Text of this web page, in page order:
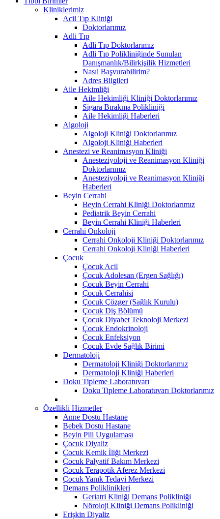
Kliniklerimiz
Acil Tıp Kliniği
Doktorlarımız
Adli Tıp
Adli Tıp Doktorlarımız
Adli Tıp Polikliniğinde Sunulan
Danışmanlık/Bilirkişilik Hizmetleri
Nasıl Başvurabilirim?
Adres Bilgileri
Aile Hekimliği
Aile Hekimliği Kliniği Doktorlarımız
Sigara Bırakma Polikliniği
Aile Hekimliği Haberleri
Algoloji
Algoloji Kliniği Doktorlarımız
Algoloji Kliniği Haberleri
Anestezi ve Reanimasyon Kliniği
Anesteziyoloji ve Reanimasyon Kliniği
Doktorlarımız
Anesteziyoloji ve Reanimasyon Kliniği
Haberleri
Beyin Cerrahi
Beyin Cerrahi Kliniği Doktorlarımız
Pediatrik Beyin Cerrahi
Beyin Cerrahi Kliniği Haberleri
Cerrahi Onkoloji
Cerrahi Onkoloji Kliniği Doktorlarımız
Cerrahi Onkoloji Kliniği Haberleri
Çocuk
Çocuk Acil
Çocuk Adolesan (Ergen Sağlığı)
Çocuk Beyin Cerrahi
Çocuk Cerrahisi
Çocuk Çözger (Sağlık Kurulu)
Çocuk Diş Bölümü
Çocuk Diyabet Teknoloji Merkezi
Çocuk Endokrinoloji
Çocuk Enfeksiyon
Çocuk Evde Sağlık Birimi
Dermatoloji
Dermatoloji Kliniği Doktorlarımız
Dermatoloji Kliniği Haberleri
Doku Tipleme Laboratuvarı
Doku Tipleme Laboratuvarı Doktorlarımız
Özellikli Hizmetler
Anne Dostu Hastane
Bebek Dostu Hastane
Beyin Pili Uygulaması
Çocuk Diyaliz
Çocuk Kemik İliği Merkezi
Çocuk Palyatif Bakım Merkezi
Çocuk Terapotik Aferez Merkezi
Çocuk Yanık Tedavi Merkezi
Demans Poliklinikleri
Geriatri Kliniği Demans Polikliniği
Nöroloji Kliniği Demans Polikliniği
Erişkin Diyaliz